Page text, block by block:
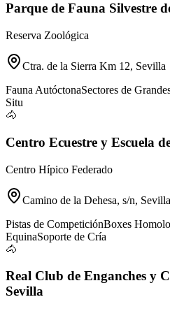
Parque de Fauna Silvestre
Reserva Zoológica
Ctra. de la Sierra Km 12, Sevilla
Fauna AutóctonaSectores de
Situ
🐴
Centro Ecuestre y Escuela
Centro Hípico Federado
Camino de la Dehesa, s/n, Sevilla
Pistas de CompeticiónBoxes
EquinaSoporte de Cría
🐴
Real Club de Enganches y
Sevilla